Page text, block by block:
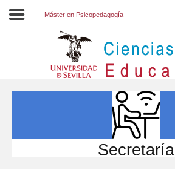
INVESTIGACIÓN
Máster en Psicopedagogía
Secretaría